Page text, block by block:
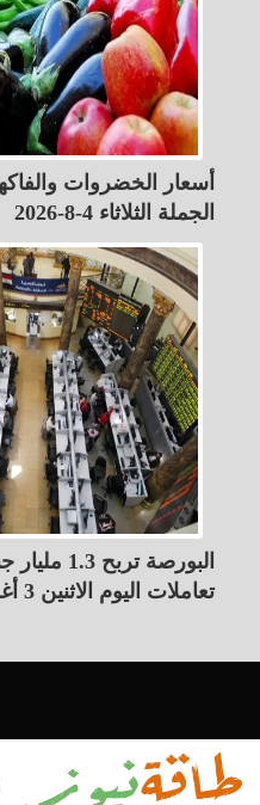
أسعار الخضروات
الجملة الثلاثاء 4-8-2026
البورصة
تعاملات اليوم الاثنين 3 أغسطس